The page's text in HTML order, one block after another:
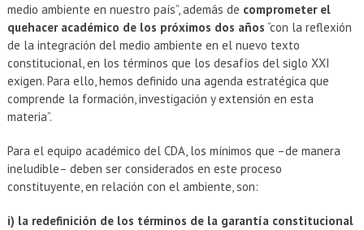
medio ambiente en nuestro país”, además de comprometer el
quehacer académico de los próximos dos años “con la reflexión
de la integración del medio ambiente en el nuevo texto
constitucional, en los términos que los desafíos del siglo XXI
exigen. Para ello, hemos definido una agenda estratégica que
comprende la formación, investigación y extensión en esta
materia”.
Para el equipo académico del CDA, los mínimos que –de manera
ineludible– deben ser considerados en este proceso
constituyente, en relación con el ambiente, son:
i) la redefinición de los términos de la garantía constitucional